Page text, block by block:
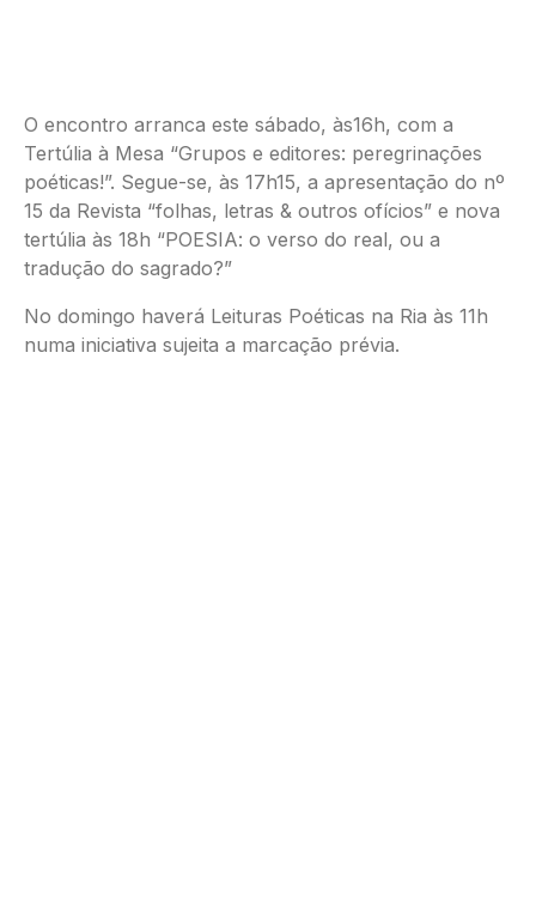
O encontro arranca este sábado, às16h, com a
Tertúlia à Mesa “Grupos e editores: peregrinações
poéticas!”. Segue-se, às 17h15, a apresentação do nº
15 da Revista “folhas, letras & outros ofícios” e nova
tertúlia às 18h “POESIA: o verso do real, ou a
tradução do sagrado?”
No domingo haverá Leituras Poéticas na Ria às 11h
numa iniciativa sujeita a marcação prévia.